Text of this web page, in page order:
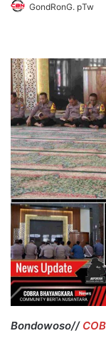
GondRonG. pTw
Bondowoso//